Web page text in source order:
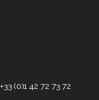
+33 (0)1 42 72 73 72